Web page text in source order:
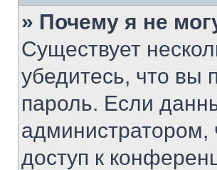
» Почему я не
Существует
убедитесь, что вы
пароль. Если
администратором,
доступ к